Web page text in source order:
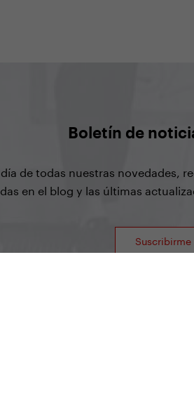
Boletín de
de todas nuestras novedades,
en el blog y las últimas
Suscribirme